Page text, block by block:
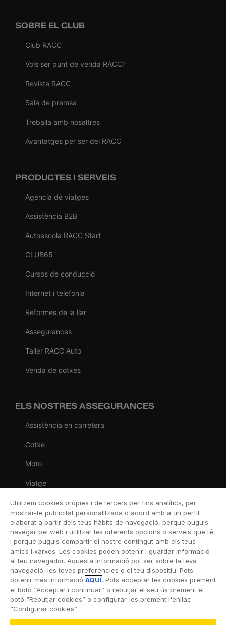
SOBRE EL CLUB
Club RACC
Vols ser punt de venda RACC?
Revista RACC
Sala de premsa
Treballa amb nosaltres
Avantatges per ser del RACC
PRODUCTES I SERVEIS
Agència de viatges
Assistència B2B
Autoescola RACC Start
CLUB65
Cursos de conducció
Internet i telefonia
Reformes de la llar
Assegurances
Taller RACC Auto
Venda de cotxes
ELS NOSTRES ASSEGURANCES
Assistència en carretera
Cotxe
Moto
Viatge
Llar
Vida
Decessos
Dental
Esportiva
Esquí
Utilitzem cookies pròpies i de tercers per fins analítics, per
mostrar-te publicitat personalitzada d'acord amb a un perfil
elaborat a partir dels teus hàbits de navegació, perquè puguis
navegar pel web i utilitzar les diferents opcions o serveis que té
i perquè puguis compartir el nostre contingut amb els teus
amics i xarxes. Les cookies poden obtenir i guardar informació
al teu navegador. Aquesta informació pot ser sobre la teva
navegació, les teves preferències o el teu dispositiu. Pots
obtenir més informació AQUÍ. Pots acceptar les cookies prement
el botó “Acceptar i continuar” o rebutjar el seu ús prement el
botó “Rebutjar cookies” o configurar-les prement l'enllaç
“Configurar cookies”